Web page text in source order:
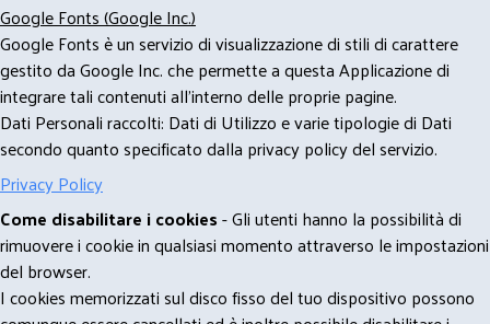
Google Fonts (Google Inc.)
Google Fonts è un servizio di visualizzazione di stili di carattere
gestito da Google Inc. che permette a questa Applicazione di
integrare tali contenuti all'interno delle proprie pagine.
Dati Personali raccolti: Dati di Utilizzo e varie tipologie di Dati
secondo quanto specificato dalla privacy policy del servizio.
Privacy Policy
Come disabilitare i cookies- Gli utenti hanno la possibilità di
rimuovere i cookie in qualsiasi momento attraverso le impostazioni
del browser.
I cookies memorizzati sul disco fisso del tuo dispositivo possono